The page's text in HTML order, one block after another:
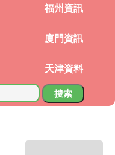
福州資訊
廈門資訊
天津資料
搜索